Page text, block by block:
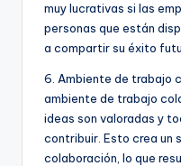
muy lucrativas si las
personas que están
a compartir su éxito
6. Ambiente de trabajo
ambiente de trabajo
ideas son valoradas y
contribuir. Esto crea un
colaboración, lo que